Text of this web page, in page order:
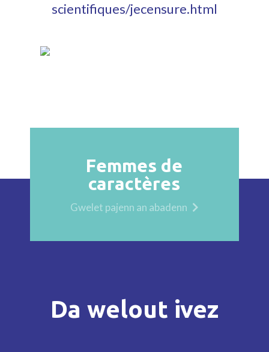
scientifiques/jecensure.html
Femmes de
caractères
Gwelet pajenn an abadenn
Da welout ivez